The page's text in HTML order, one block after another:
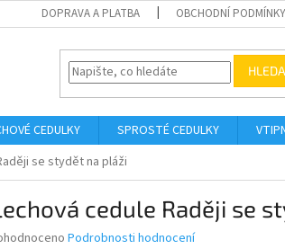
DOPRAVA A PLATBA OBCHODNÍ PODMÍNKY
CEDULKY SPROSTÉ CEDULKY
se stydět na pláži
cedule Raději se
Podrobnosti hodnocení